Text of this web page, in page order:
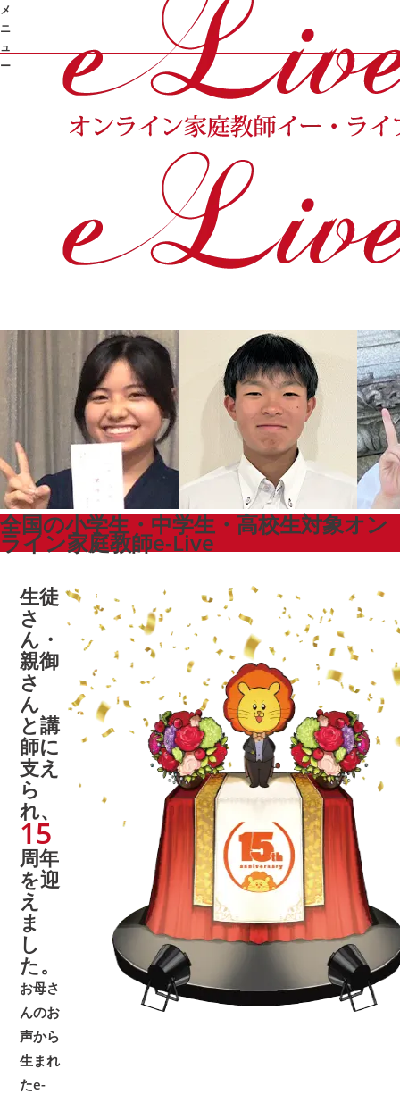
メ
ニ
ュ
ー
全国の小学生・中学生・高校生対象オン
ライン家庭教師e-Live
生徒
さ
ん・
親御
さ
ん
と講
師に
支え
ら
れ、
15
周年
を迎
え
ま
し
た。
お母さ
んのお
声から
生まれ
たe-